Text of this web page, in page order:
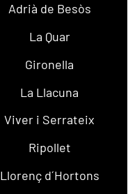
Adrià de Besòs
La Quar
Gironella
La Llacuna
Viver i Serrateix
Ripollet
Llorenç d´Hortons